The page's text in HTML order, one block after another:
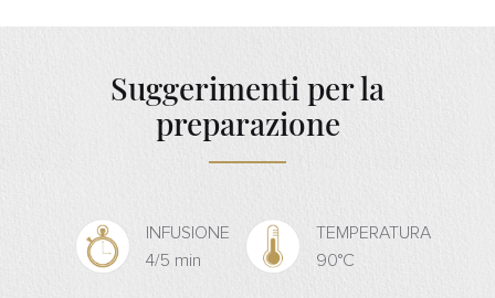
Suggerimenti per la
preparazione
INFUSIONE
4/5 min
TEMPERATURA
90°C